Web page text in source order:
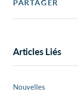
PARTAGER
Articles Liés
Nouvelles